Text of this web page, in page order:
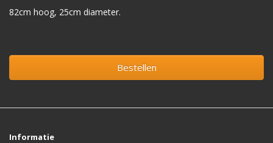
82cm hoog, 25cm diameter.
Bestellen
Informatie